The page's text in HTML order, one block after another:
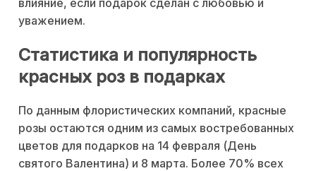
уважением.
Статистика и популярность
красных роз в подарках
По данным флористических компаний, красные
розы остаются одним из самых востребованных
цветов для подарков на 14 февраля (День
святого Валентина) и 8 марта. Более 70% всех